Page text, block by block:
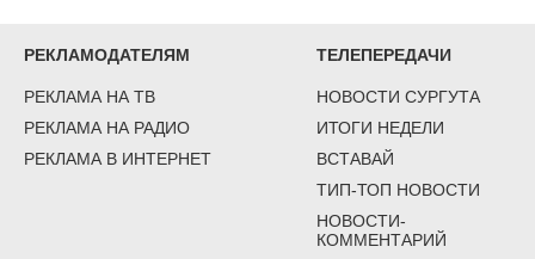
РЕКЛАМОДАТЕЛЯМ
РЕКЛАМА НА ТВ
РЕКЛАМА НА РАДИО
РЕКЛАМА В ИНТЕРНЕТ
ТЕЛЕПЕРЕДАЧИ
НОВОСТИ СУРГУТА
ИТОГИ НЕДЕЛИ
ВСТАВАЙ
ТИП-ТОП НОВОСТИ
НОВОСТИ-
КОММЕНТАРИЙ